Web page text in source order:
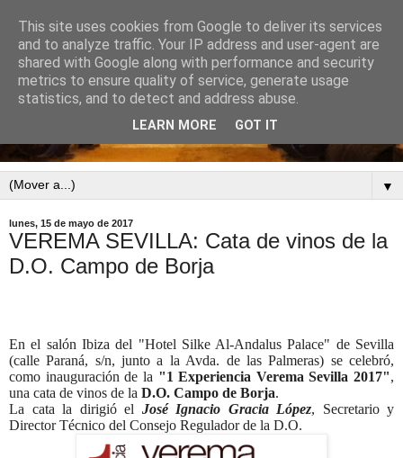
▼
lunes, 15 de mayo de 2017
VEREMA SEVILLA: Cata de vinos de la
D.O. Campo de Borja
En el salón Ibiza del "Hotel Silke Al-Andalus Palace" de Sevilla
(calle Paraná, s/n, junto a la Avda. de las Palmeras) se celebró,
como inauguración de la "1 Experiencia Verema Sevilla 2017",
una cata de vinos de la D.O. Campo de Borja.
La cata la dirigió el José Ignacio Gracia López, Secretario y
Director Técnico del Consejo Regulador de la D.O.
This site uses cookies from Google to deliver its services
and to analyze traffic. Your IP address and user-agent are
shared with Google along with performance and security
metrics to ensure quality of service, generate usage
statistics, and to detect and address abuse.
LEARN MORE GOT IT